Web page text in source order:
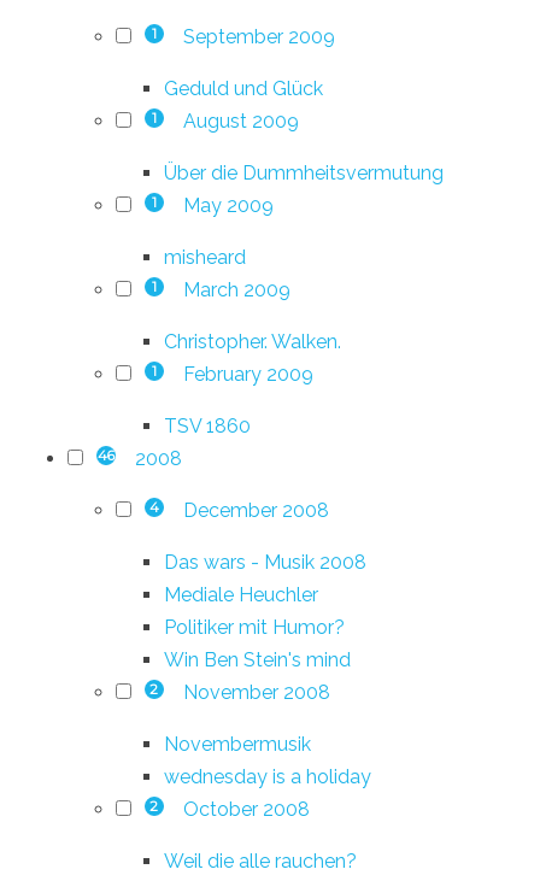
1 September 2009
Geduld und Glück
1 August 2009
Über die Dummheitsvermutung
1 May 2009
misheard
1 March 2009
Christopher. Walken.
1 February 2009
TSV 1860
46 2008
4 December 2008
Das wars - Musik 2008
Mediale Heuchler
Politiker mit Humor?
Win Ben Stein's mind
2 November 2008
Novembermusik
wednesday is a holiday
2 October 2008
Weil die alle rauchen?